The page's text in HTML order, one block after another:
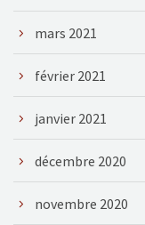
mars 2021
février 2021
janvier 2021
décembre 2020
novembre 2020